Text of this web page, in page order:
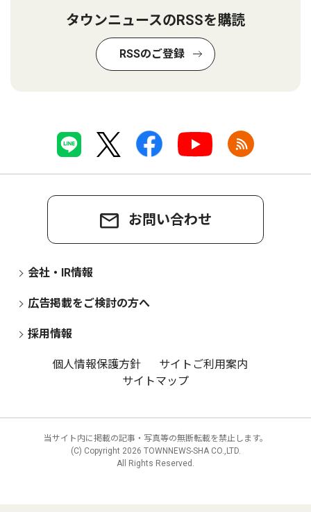
タウンニュースのRSSを購読
RSSのご登録
お問い合わせ
会社・IR情報
広告掲載をご検討の方へ
採用情報
個人情報保護方針
サイトご利用案内
サイトマップ
当サイト内に掲載の記事・写真等の無断転載を禁止します。
(C) Copyright 2026 TOWNNEWS-SHA CO.,LTD.
All Rights Reserved.